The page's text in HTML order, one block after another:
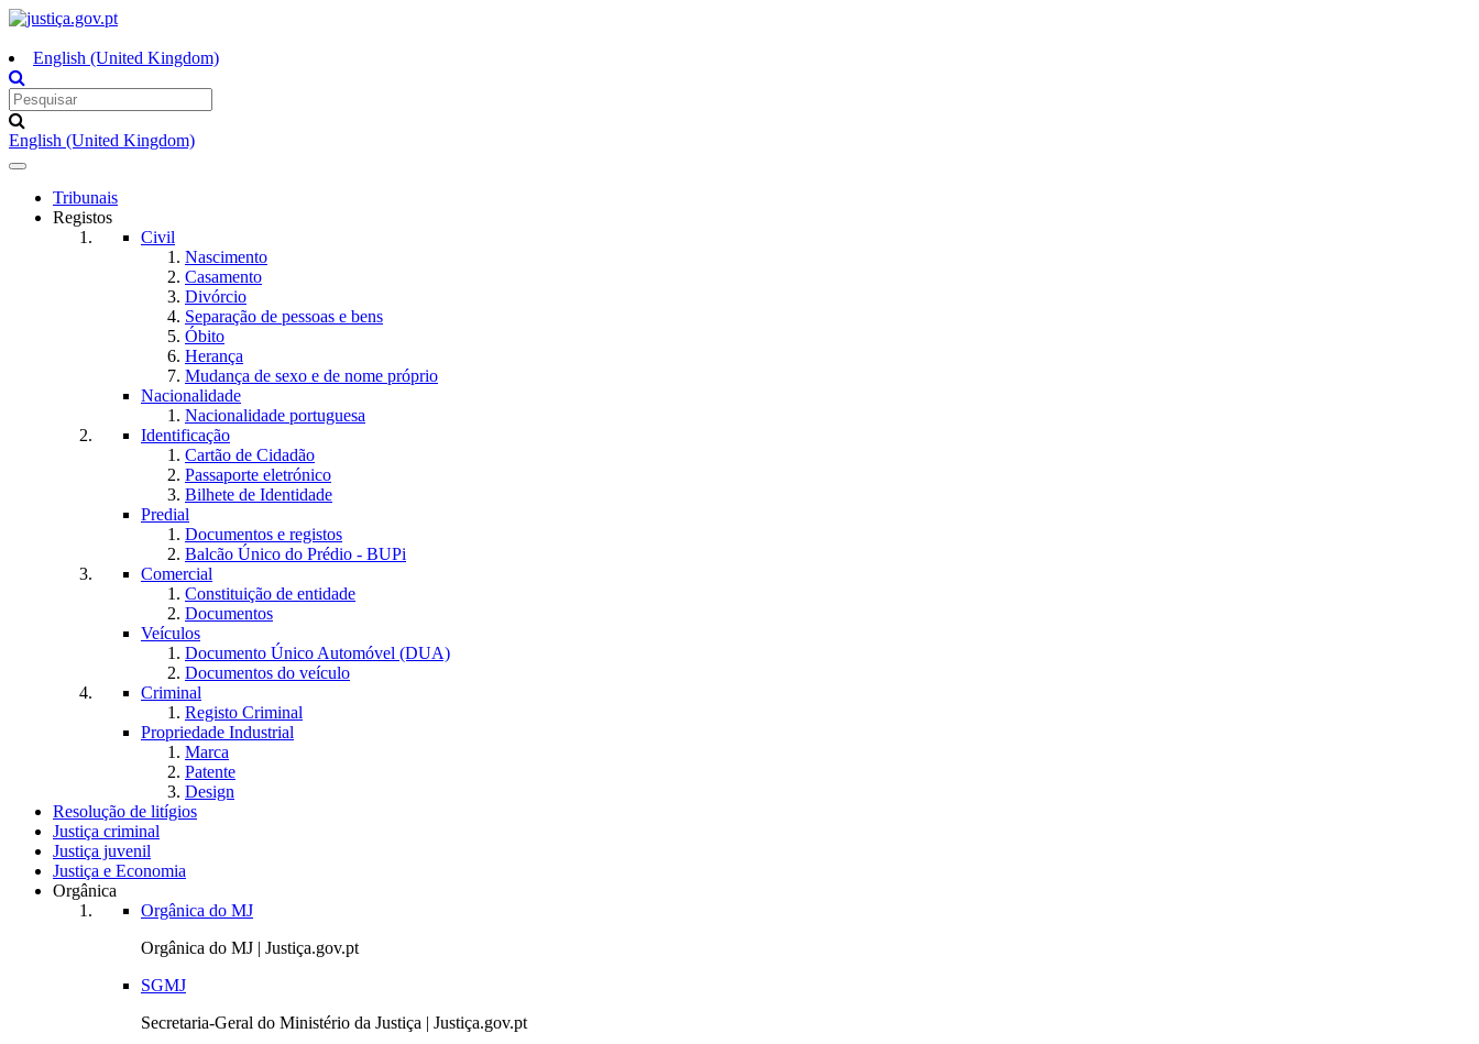
English (United Kingdom)
English (United Kingdom)
Toggle
navigationTribunais
Registos
Civil
Nascimento
Casamento
Divórcio
Separação de pessoas e bens
Óbito
Herança
Mudança de sexo e de nome próprio
Nacionalidade
Nacionalidade portuguesa
Identificação
Cartão de Cidadão
Passaporte eletrónico
Bilhete de Identidade
Predial
Documentos e registos
Balcão Único do Prédio - BUPi
Comercial
Constituição de entidade
Documentos
Veículos
Documento Único Automóvel (DUA)
Documentos do veículo
Criminal
Registo Criminal
Propriedade Industrial
Marca
Patente
Design
Resolução de litígios
Justiça criminal
Justiça juvenil
Justiça e Economia
Orgânica
Orgânica do MJ
Orgânica do MJ | Justiça.gov.pt
SGMJ
Secretaria-Geral do Ministério da Justiça | Justiça.gov.pt